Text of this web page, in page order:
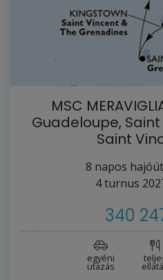
MSC
Guadeloupe,
Saint
8 napos hajóút
4turnus
340
egyéni
utazás